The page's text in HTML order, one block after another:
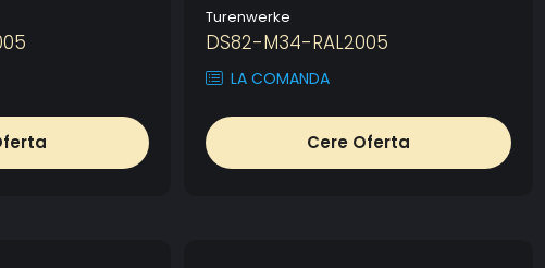
Turenwerke
DS82-M34-RAL2005
LA COMANDA
Cere Oferta